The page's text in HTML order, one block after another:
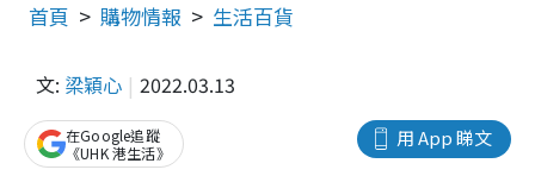
首頁 購物情報 生活百貨
文: 梁穎心 2022.03.13
用 App 睇文
在Google追蹤
《UHK 港生活》